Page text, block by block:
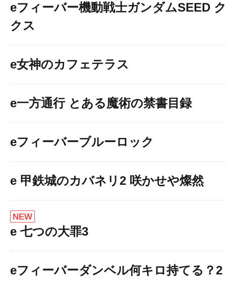
eフィーバー機動戦士ガンダムSEED
クス
e女神のカフェテラス
e一方通行 とある魔術の禁書目録
eフィーバーブルーロック
e 甲鉄城のカバネリ2 咲かせや燦然
NEW
e 七つの大罪3
eフィーバーダンベル何キロ持てる？2